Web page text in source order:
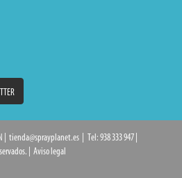
tienda@sprayplanet.es
Tel: 938 333 947 |
|
Aviso legal